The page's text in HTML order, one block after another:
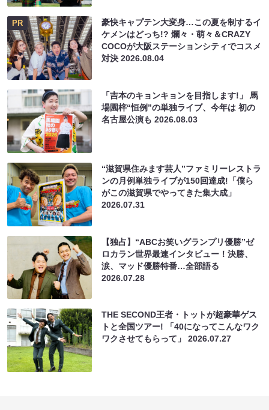
PR
豪快キャプテン大変身…この夏を制するイ
ケメンはどっち!? 爛々・萌々＆CRAZY
COCOが大阪ステーションシティでコスメ
対決2026.08.04
「吉本のキョンキョンを目指します!」 馬
場園梓“恒例”の単独ライブ、今年は 初の
名古屋公演も2026.08.03
“滋賀県住みます芸人”ファミリーレストラ
ンの月例単独ライブが150回達成!「僕ら
がこの滋賀県でやってきた集大成」
2026.07.31
【独占】“ABCお笑いグランプリ優勝”ゼ
ロカラン世界最速インタビュー！決勝、
涙、マッド優勝特番…全部語る
2026.07.28
THE SECOND王者・トットが超豪華ゲス
トと全国ツアー! 「40になってこんなワク
ワクさせてもらって」2026.07.27